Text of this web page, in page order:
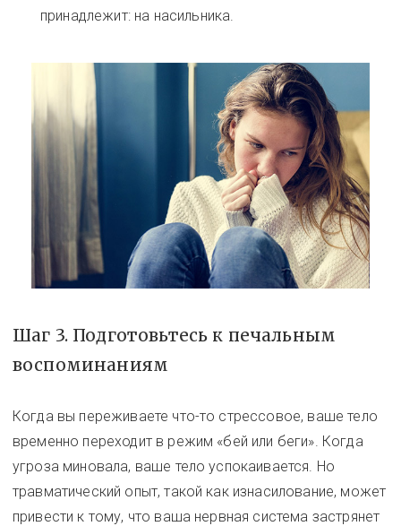
принадлежит: на насильника.
Шаг 3. Подготовьтесь к печальным
воспоминаниям
Когда вы переживаете что-то стрессовое, ваше тело
временно переходит в режим «бей или беги». Когда
угроза миновала, ваше тело успокаивается. Но
травматический опыт, такой как изнасилование, может
привести к тому, что ваша нервная система застрянет